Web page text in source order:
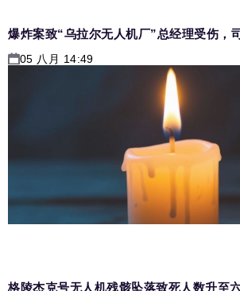
爆炸案致“乌拉尔无人机厂”总经理受伤，
05 八月 14:49
格陵杰克号无人机残骸坠落致死人数升至